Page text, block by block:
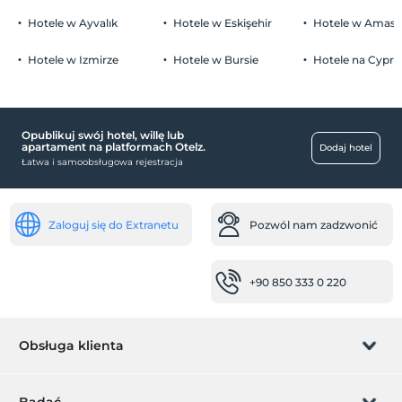
Kryty basen (cały rok)
niemowlę
Krzesełko dla dziecka w restauracji
Fryzjer / salon kosmetyczny
faks / kserokopia
Hotele w Ayvalık
Hotele w Izmirze
Hotele w Eskişehir
Hotele w Bursie
Hotele w
Hotele na
Opublikuj swój hotel, willę lub
apartament na platformach Otelz.
Łatwa i samoobsługowa rejestracja
Dodaj hotel
Zaloguj się do Extranetu Pozwól nam zadzwonić
+90 850 333 0 220
Obsługa klienta
Zarządzanie rezerwacją